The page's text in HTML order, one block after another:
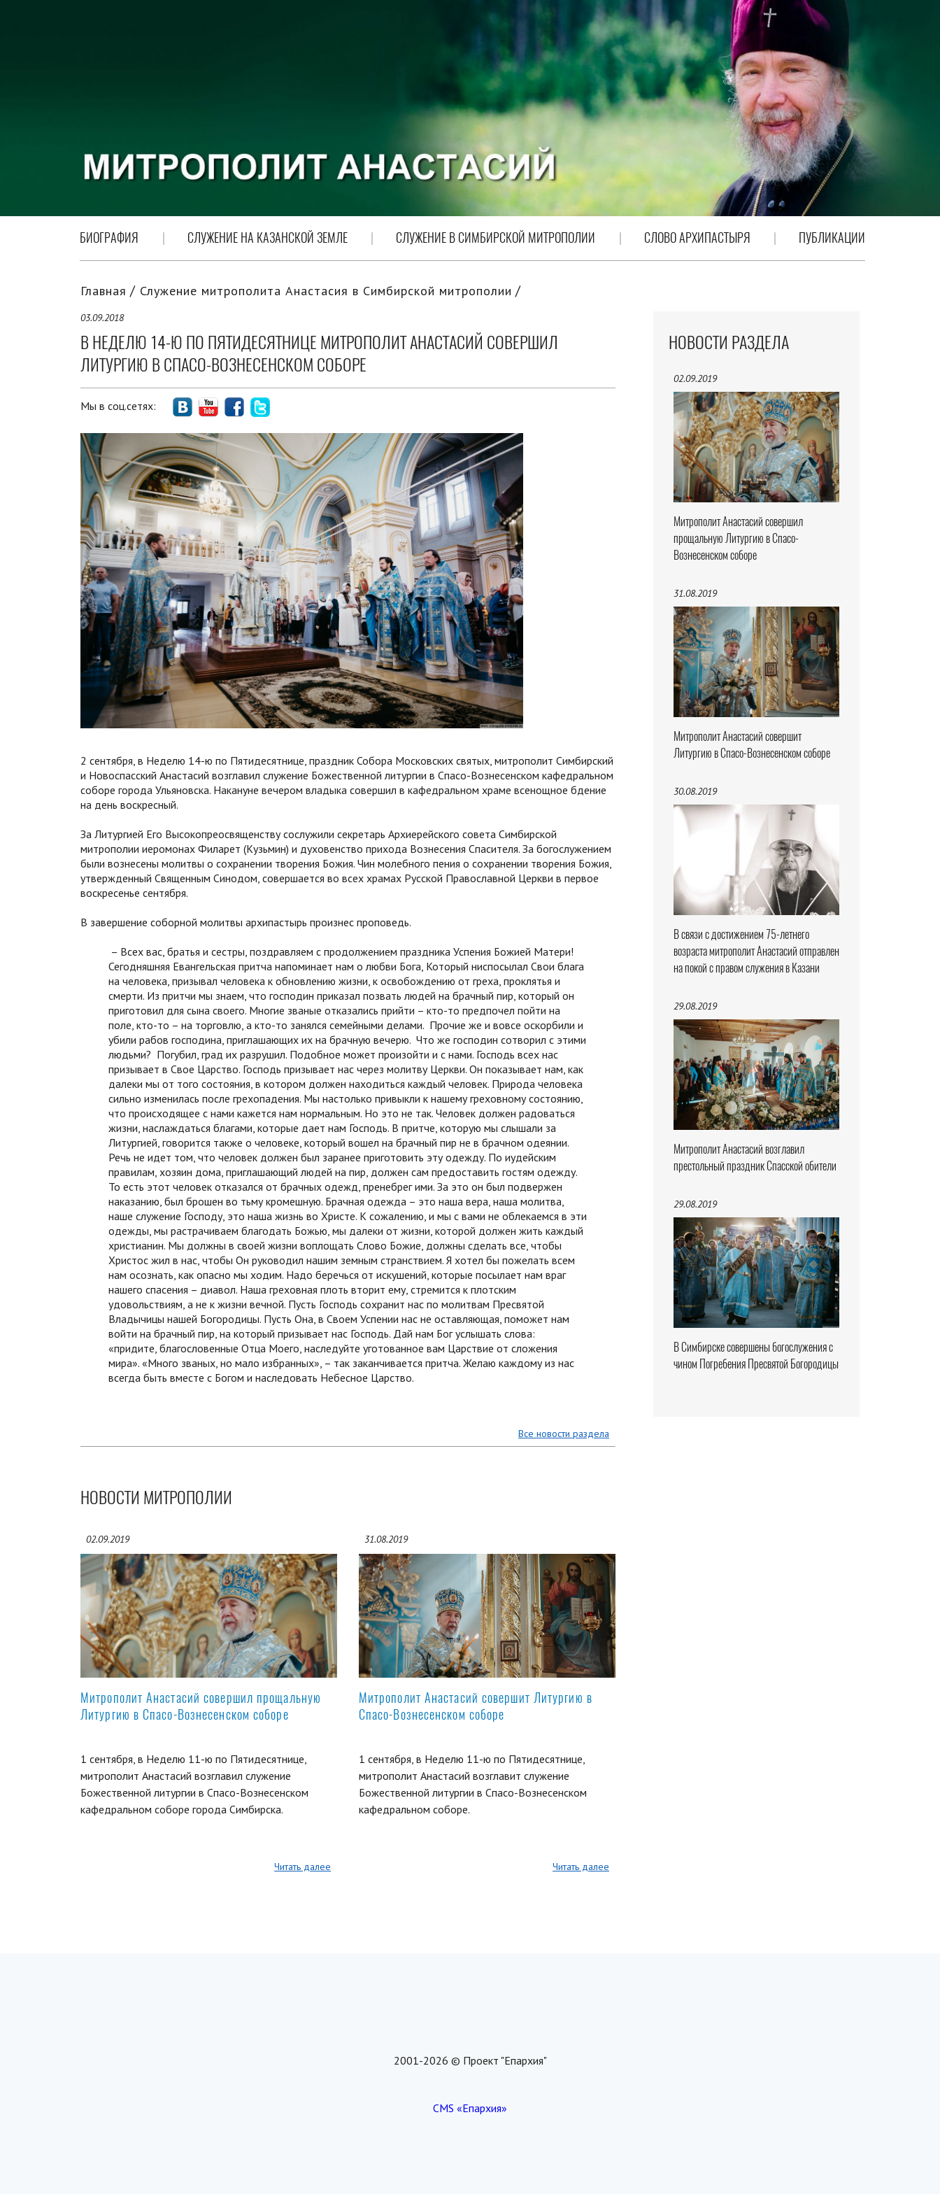
БИОГРАФИЯ СЛУЖЕНИЕ НА КАЗАНСКОЙ ЗЕМЛЕ СЛУЖЕНИЕ В СИМБИРСКОЙ МИТРОПОЛИИ СЛОВО АРХИПАСТЫРЯ ПУБЛИКАЦИИ
НОВОСТИ РАЗДЕЛА
02.09.2019
Митрополит Анастасий совершил
прощальную Литургию в Спасо-
Вознесенском соборе
31.08.2019
Митрополит Анастасий совершит
Литургию в Спасо-Вознесенском соборе
30.08.2019
В связи с достижением 75-летнего
возраста митрополит Анастасий отправлен
на покой с правом служения в Казани
29.08.2019
Митрополит Анастасий возглавил
престольный праздник Спасской обители
29.08.2019
В Симбирске совершены богослужения с
чином Погребения Пресвятой Богородицы
Главная Служение митрополита Анастасия в Симбирской митрополии
03.09.2018
В НЕДЕЛЮ 14-Ю ПО ПЯТИДЕСЯТНИЦЕ МИТРОПОЛИТ АНАСТАСИЙ СОВЕРШИЛ
ЛИТУРГИЮ В СПАСО-ВОЗНЕСЕНСКОМ СОБОРЕ
Мы в соц.сетях:
2 сентября, в Неделю 14-ю по Пятидесятнице, праздник Собора Московских святых, митрополит Симбирский
и Новоспасский Анастасий возглавил служение Божественной литургии в Спасо-Вознесенском кафедральном
соборе города Ульяновска. Накануне вечером владыка совершил в кафедральном храме всенощное бдение
на день воскресный.
За Литургией Его Высокопреосвященству сослужили секретарь Архиерейского совета Симбирской
митрополии иеромонах Филарет (Кузьмин) и духовенство прихода Вознесения Спасителя. За богослужением
были вознесены молитвы о сохранении творения Божия. Чин молебного пения о сохранении творения Божия,
утвержденный Священным Синодом, совершается во всех храмах Русской Православной Церкви в первое
воскресенье сентября.
В завершение соборной молитвы архипастырь произнес проповедь.
– Всех вас, братья и сестры, поздравляем с продолжением праздника Успения Божией Матери!
Сегодняшняя Евангельская притча напоминает нам о любви Бога, Который ниспосылал Свои блага
на человека, призывал человека к обновлению жизни, к освобождению от греха, проклятья и
смерти. Из притчи мы знаем, что господин приказал позвать людей на брачный пир, который он
приготовил для сына своего. Многие званые отказались прийти – кто-то предпочел пойти на
поле, кто-то – на торговлю, а кто-то занялся семейными делами. Прочие же и вовсе оскорбили и
убили рабов господина, приглашающих их на брачную вечерю. Что же господин сотворил с этими
людьми? Погубил, град их разрушил. Подобное может произойти и с нами. Господь всех нас
призывает в Свое Царство. Господь призывает нас через молитву Церкви. Он показывает нам, как
далеки мы от того состояния, в котором должен находиться каждый человек. Природа человека
сильно изменилась после грехопадения. Мы настолько привыкли к нашему греховному состоянию,
что происходящее с нами кажется нам нормальным. Но это не так. Человек должен радоваться
жизни, наслаждаться благами, которые дает нам Господь. В притче, которую мы слышали за
Литургией, говорится также о человеке, который вошел на брачный пир не в брачном одеянии.
Речь не идет том, что человек должен был заранее приготовить эту одежду. По иудейским
правилам, хозяин дома, приглашающий людей на пир, должен сам предоставить гостям одежду.
То есть этот человек отказался от брачных одежд, пренебрег ими. За это он был подвержен
наказанию, был брошен во тьму кромешную. Брачная одежда – это наша вера, наша молитва,
наше служение Господу, это наша жизнь во Христе. К сожалению, и мы с вами не облекаемся в эти
одежды, мы растрачиваем благодать Божью, мы далеки от жизни, которой должен жить каждый
христианин. Мы должны в своей жизни воплощать Слово Божие, должны сделать все, чтобы
Христос жил в нас, чтобы Он руководил нашим земным странствием. Я хотел бы пожелать всем
нам осознать, как опасно мы ходим. Надо беречься от искушений, которые посылает нам враг
нашего спасения – диавол. Наша греховная плоть вторит ему, стремится к плотским
удовольствиям, а не к жизни вечной. Пусть Господь сохранит нас по молитвам Пресвятой
Владычицы нашей Богородицы. Пусть Она, в Своем Успении нас не оставляющая, поможет нам
войти на брачный пир, на который призывает нас Господь. Дай нам Бог услышать слова:
«придите, благословенные Отца Моего, наследуйте уготованное вам Царствие от сложения
мира». «Много званых, но мало избранных», – так заканчивается притча. Желаю каждому из нас
всегда быть вместе с Богом и наследовать Небесное Царство.
Все новости раздела
НОВОСТИ МИТРОПОЛИИ
02.09.2019
Митрополит Анастасий совершил прощальную
Литургию в Спасо-Вознесенском соборе
1 сентября, в Неделю 11-ю по Пятидесятнице,
митрополит Анастасий возглавил служение
Божественной литургии в Спасо-Вознесенском
кафедральном соборе города Симбирска.
Читать далее
31.08.2019
Митрополит Анастасий совершит Литургию в
Спасо-Вознесенском соборе
1 сентября, в Неделю 11-ю по Пятидесятнице,
митрополит Анастасий возглавит служение
Божественной литургии в Спасо-Вознесенском
кафедральном соборе.
Читать далее
2001-2026 © Проект "Епархия"
CMS «Епархия»